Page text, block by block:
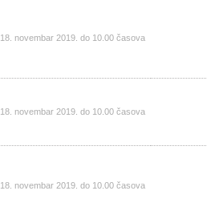
18. novembar 2019. do 10.00 časova
18. novembar 2019. do 10.00 časova
18. novembar 2019. do 10.00 časova